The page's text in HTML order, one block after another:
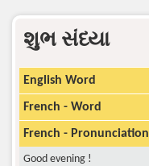
શુભ સંધ્યા
English Word
French - Word
French - Pronunciation
Good evening !